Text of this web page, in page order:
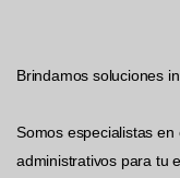
Brindamos soluciones
Somos especialistas
administrativos para tu